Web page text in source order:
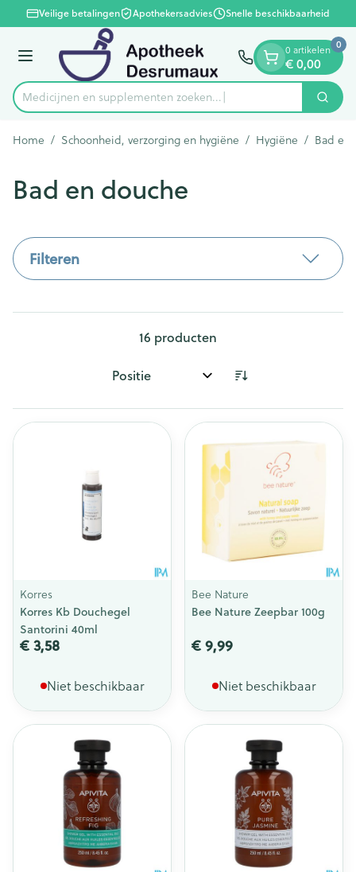
Ga naar de inhoud
1 van 1Veilige betalingen Apothekersadvies Snelle beschikbaarheid
Menu
Product, merk, categorie...
Medicijnen en supplementen zoeken... Zoek
0 artikelen
€ 0,00
0
Home / Schoonheid, verzorging en hygiëne / Hygiëne / Bad en
Bad en douche
Filteren
16 producten
Sorteer op:
Korres
Korres Kb Douchegel
Santorini 40ml
€ 3,58
Niet beschikbaar
Bee Nature
Bee Nature Zeepbar 100g
€ 9,99
Niet beschikbaar